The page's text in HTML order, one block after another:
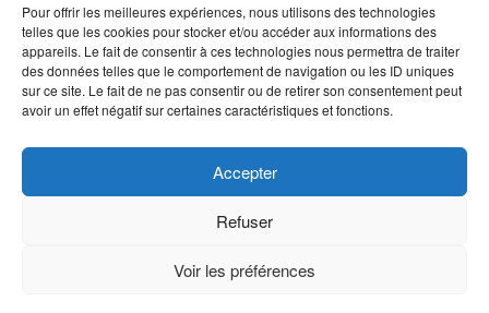
Pour offrir les meilleures expériences, nous utilisons des technologies
telles que les cookies pour stocker et/ou accéder aux informations des
appareils. Le fait de consentir à ces technologies nous permettra de traiter
des données telles que le comportement de navigation ou les ID uniques
sur ce site. Le fait de ne pas consentir ou de retirer son consentement peut
avoir un effet négatif sur certaines caractéristiques et fonctions.
Accepter
Refuser
Voir les préférences
Combien de fois arroser un cactus ?
Quelles fleurs offrir pour la fête des mères ?
Idées de décoration avec fleurs séchées